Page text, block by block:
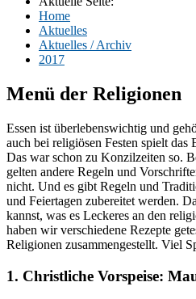
Home
Aktuelles
Aktuelles / Archiv
2017
Menü der Religionen
Essen ist überlebenswichtig und
auch bei religiösen Festen spielt das
Das war schon zu Konzilzeiten so.
gelten andere Regeln und
nicht. Und es gibt Regeln und
und Feiertagen zubereitet werden.
kannst, was es Leckeres an den
haben wir verschiedene Rezepte
Religionen zusammengestellt. Viel
1. Christliche Vorspeise: